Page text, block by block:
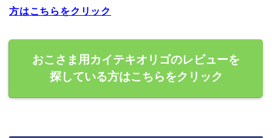
方はこちらをクリック
おこさま用カイテキオリゴのレビューを
探している方はこちらをクリック